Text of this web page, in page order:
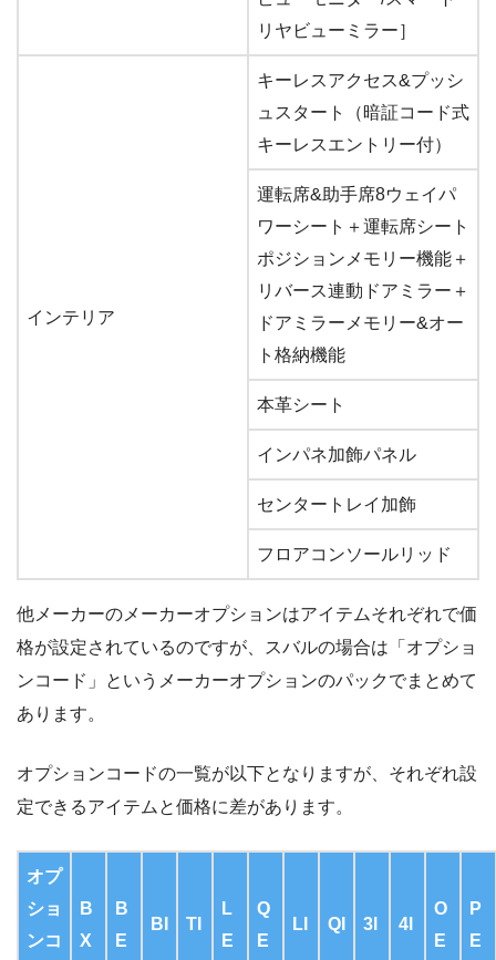
リヤビューミラー］
インテリア
キーレスアクセス&プッシ
ュスタート（暗証コード式
キーレスエントリー付）
運転席&助手席8ウェイパ
ワーシート＋運転席シート
ポジションメモリー機能＋
リバース連動ドアミラー＋
ドアミラーメモリー&オー
ト格納機能
本革シート
インパネ加飾パネル
センタートレイ加飾
フロアコンソールリッド
他メーカーのメーカーオプションはアイテムそれぞれで価
格が設定されているのですが、スバルの場合は「オプショ
ンコード」というメーカーオプションのパックでまとめて
あります。
オプションコードの一覧が以下となりますが、それぞれ設
定できるアイテムと価格に差があります。
オプ
ショ
ンコ
B
X
B
E
BI TI
L
E
Q
E
LI QI 3l 4l
O
E
P
E